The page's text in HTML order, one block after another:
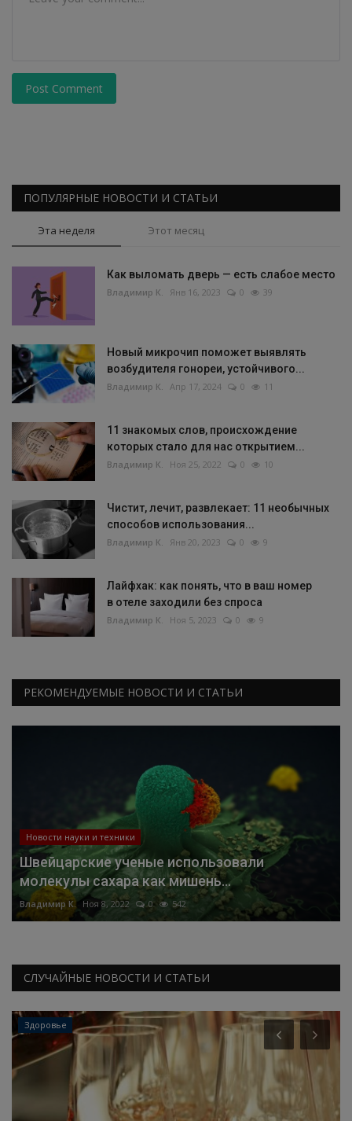
Post Comment
ПОПУЛЯРНЫЕ НОВОСТИ И СТАТЬИ
Эта неделя Этот месяц
Как выломать дверь — есть слабое место
Владимир К. Янв 16, 2023 0 39
Новый микрочип поможет выявлять
возбудителя гонореи, устойчивого...
Владимир К. Апр 17, 2024 0 11
11 знакомых слов, происхождение
которых стало для нас открытием...
Владимир К. Ноя 25, 2022 0 10
Чистит, лечит, развлекает: 11 необычных
способов использования...
Владимир К. Янв 20, 2023 0 9
Лайфхак: как понять, что в ваш номер
в отеле заходили без спроса
Владимир К. Ноя 5, 2023 0 9
РЕКОМЕНДУЕМЫЕ НОВОСТИ И СТАТЬИ
Новости науки и техники
Швейцарские ученые использовали
молекулы сахара как мишень...
Владимир К. Ноя 8, 2022 0 542
СЛУЧАЙНЫЕ НОВОСТИ И СТАТЬИ
Здоровье